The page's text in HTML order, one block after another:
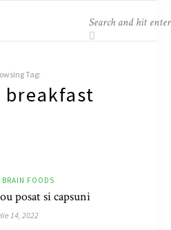
Tag:
breakfast
BRAIN FOODS
posat si capsuni
14, 2022